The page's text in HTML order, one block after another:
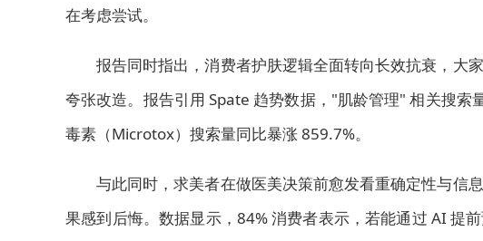
在考虑尝试。
报告同时指出，消费者护肤逻辑全面转向长效抗衰，大
夸张改造。报告引用 Spate 趋势数据，"肌龄管理" 相关搜
毒素（Microtox）搜索量同比暴涨 859.7%。
与此同时，求美者在做医美决策前愈发看重确定性与信
果感到后悔。数据显示，84% 消费者表示，若能通过 AI 提